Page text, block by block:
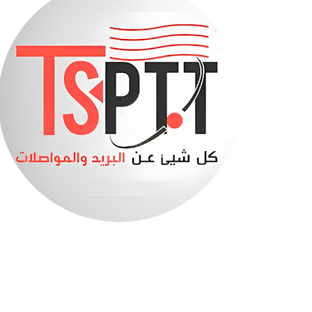
صابرينة في قبضة الدرك الوطني (فيديو)
بنك السلام يعلن تمويل سكنات LPA بالتقسيط
هذا هو جديد مشاريع السكن الترقوي المدعم “LPA”
تفاصيل الزيادة في الأجور 2027
إتصالات الجزائر تطلق عرضا ترويجيا جديدا
السكن الترقوي المدعم -الصيغة الجديدة - الملف
وزير التربية يحسم موعد الدخول المدرسي
بلاغ هام من الصندوق الوطني للتقاعد
أخيرا نتائج مسابقة توظيف الأساتذة 2025..
صندوق التوفير والاحتياط: عرض 2490 سكنا ومحلا تجاريا للبيع في 11 ولاية